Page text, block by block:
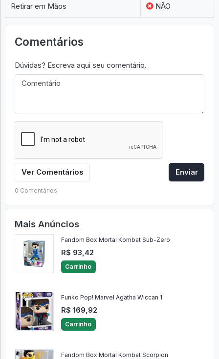
Retirar em Mãos NÃO
Comentários
Dúvidas? Escreva aqui seu comentário.
Ver Comentários Enviar
0 Comentários
Mais Anúncios
Fandom Box Mortal Kombat Sub-Zero
R$ 93,42
Carrinho
Funko Pop! Marvel Agatha Wiccan 1
R$ 169,92
Carrinho
Fandom Box Mortal Kombat Scorpion